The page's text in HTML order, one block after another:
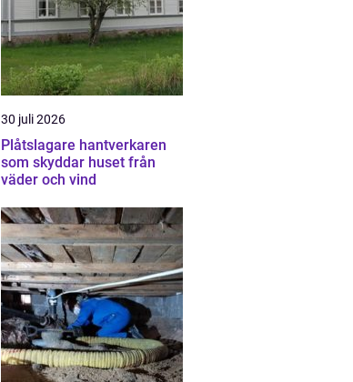
30 juli 2026
Plåtslagare hantverkaren
som skyddar huset från
väder och vind